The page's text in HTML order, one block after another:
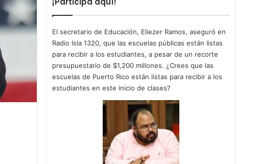
El secretario de Educación, Eliezer Ramos, aseguró en
Radio Isla 1320, que las escuelas públicas están listas
para recibir a los estudiantes, a pesar de un recorte
presupuestario de $1,200 millones. ¿Crees que las
escuelas de Puerto Rico están listas para recibir a los
estudiantes en este inicio de clases?